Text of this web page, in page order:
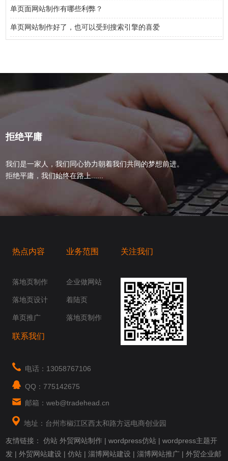
单页面网站制作有哪些利弊？
单页网站制作好了，也可以受到搜索引擎的喜爱
拒绝平庸
我们是一家人，我们同心协力朝着我们共同的梦想前进。
拒绝平庸，我们始终在路上......
热点内容
落地页制作
落地页设计
单页推广
业务范围
企业做网站
着陆页
落地页制作
关注我们
联系我们
电话：13058767106
QQ：775142675
邮箱：web@tradehead.cn
地址：台州市椒江区西太和路方远电商创业园
友情链接：仿站 外贸网站制作 |wordpress仿站 |wordpress主题开
发 |外贸网站建设 |仿站 |淄博网站建设 |淄博网站推广 |外贸企业邮